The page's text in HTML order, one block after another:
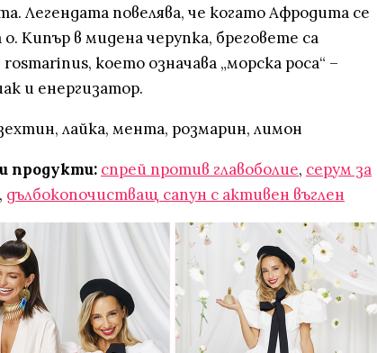
Легендата повелява, че когато Афродита се
Кипър в мидена черупка, бреговете са
което означава „морска роса“ –
и енергизатор.
лайка, мента, розмарин, лимон
продукти: спрей против главоболие, серум за
, дълбокопочистващ сапун с активен въглен